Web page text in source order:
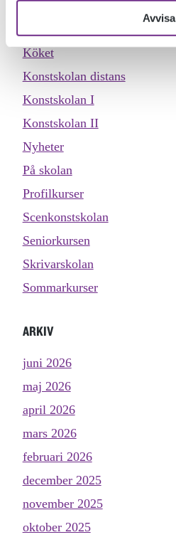
Avvisa
Evenemang
Köket
Konstskolan distans
Konstskolan I
Konstskolan II
Nyheter
På skolan
Profilkurser
Scenkonstskolan
Seniorkursen
Skrivarskolan
Sommarkurser
ARKIV
juni 2026
maj 2026
april 2026
mars 2026
februari 2026
december 2025
november 2025
oktober 2025